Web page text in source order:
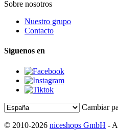
Sobre nosotros
Nuestro grupo
Contacto
Síguenos en
Cambiar
© 2010-2026 niceshops GmbH -